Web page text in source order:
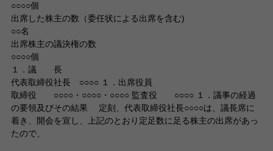
○○○○個
出席した株主の数（委任状による出席を含む)
○○名
出席株主の議決権の数
○○○○個
１．議 長
代表取締役社長 ○○○○ １．出席役員
取締役 ○○○○・○○○○・○○○○ 監査役 ○○○○ １．議事の経過
の要領及びその結果 定刻、代表取締役社長○○○○は、議長席に
着き、開会を宣し、上記のとおり定足数に足る株主の出席があっ
たので、